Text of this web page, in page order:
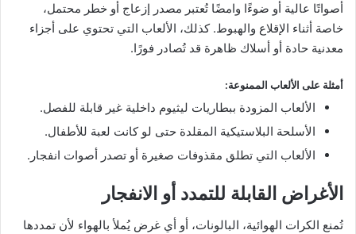
أصواتًا عالية أو ضوءًا وامضًا تُعتبر مصدر إزعاج أو خطر محتمل،
خاصة أثناء الإقلاع والهبوط. كذلك، الألعاب التي تحتوي على أجزاء
معدنية حادة أو أسلاك ظاهرة قد تُصادر فورًا.
أمثلة على الألعاب الممنوعة:
الألعاب المزودة ببطاريات ليثيوم داخلية غير قابلة للفصل.
الأسلحة البلاستيكية المقلدة حتى لو كانت لعبة للأطفال.
الألعاب التي تطلق مقذوفات صغيرة أو تصدر أصوات انفجار.
الأغراض القابلة للتمدد أو الانفجار
تُمنع الكرات الهوائية، البالونات، أو أي غرض يُملأ بالهواء لأن تمددها